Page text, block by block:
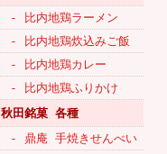
- 比内地鶏ラーメン
- 比内地鶏炊込みご飯
- 比内地鶏カレー
- 比内地鶏ふりかけ
秋田銘菓 各種
- 鼎庵 手焼きせんべい